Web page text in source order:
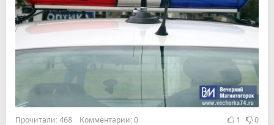
Прочитали: 468 Комментарии: 0 1 0